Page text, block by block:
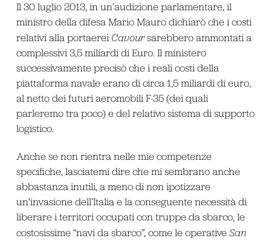
Il 30 luglio 2013, in un’audizione parlamentare, il
ministro della difesa Mario Mauro dichiarò che i costi
relativi alla portaerei Cavoursarebbero ammontati a
complessivi 3,5 miliardi di Euro. Il ministero
successivamente precisò che i reali costi della
piattaforma navale erano di circa 1,5 miliardi di euro,
al netto dei futuri aeromobili F-35 (dei quali
parleremo tra poco) e del relativo sistema di supporto
logistico.
Anche se non rientra nelle mie competenze
specifiche, lasciatemi dire che mi sembrano anche
abbastanza inutili, a meno di non ipotizzare
un’invasione dell’Italia e la conseguente necessità di
liberare i territori occupati con truppe da sbarco, le
costosissime “navi da sbarco”, come le operative San